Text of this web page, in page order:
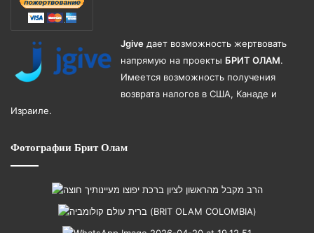
Jgiveдает возможность жертвовать
напрямую на проекты БРИТ ОЛАМ.
Имеется возможность получения
возврата налогов в США, Канаде и
Израиле.
Фотографии Брит Олам